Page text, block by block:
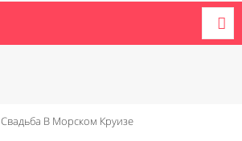
Свадьба В Морском Круизе